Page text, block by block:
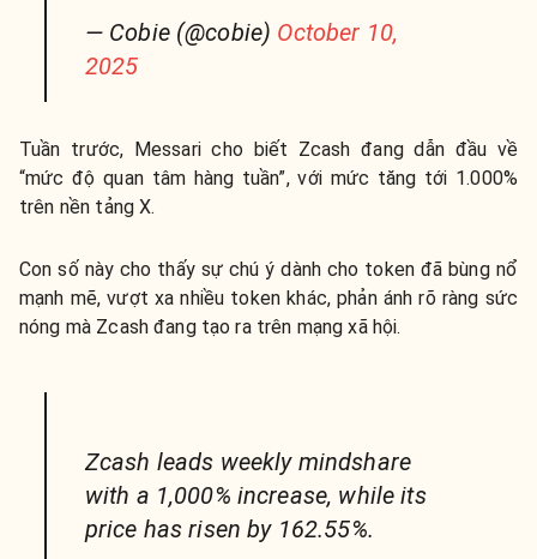
— Cobie (@cobie) October 10,
2025
Tuần trước, Messari cho biết Zcash đang dẫn đầu về
“mức độ quan tâm hàng tuần”, với mức tăng tới 1.000%
trên nền tảng X.
Con số này cho thấy sự chú ý dành cho token đã bùng nổ
mạnh mẽ, vượt xa nhiều token khác, phản ánh rõ ràng sức
nóng mà Zcash đang tạo ra trên mạng xã hội.
Zcash leads weekly mindshare
with a 1,000% increase, while its
price has risen by 162.55%.